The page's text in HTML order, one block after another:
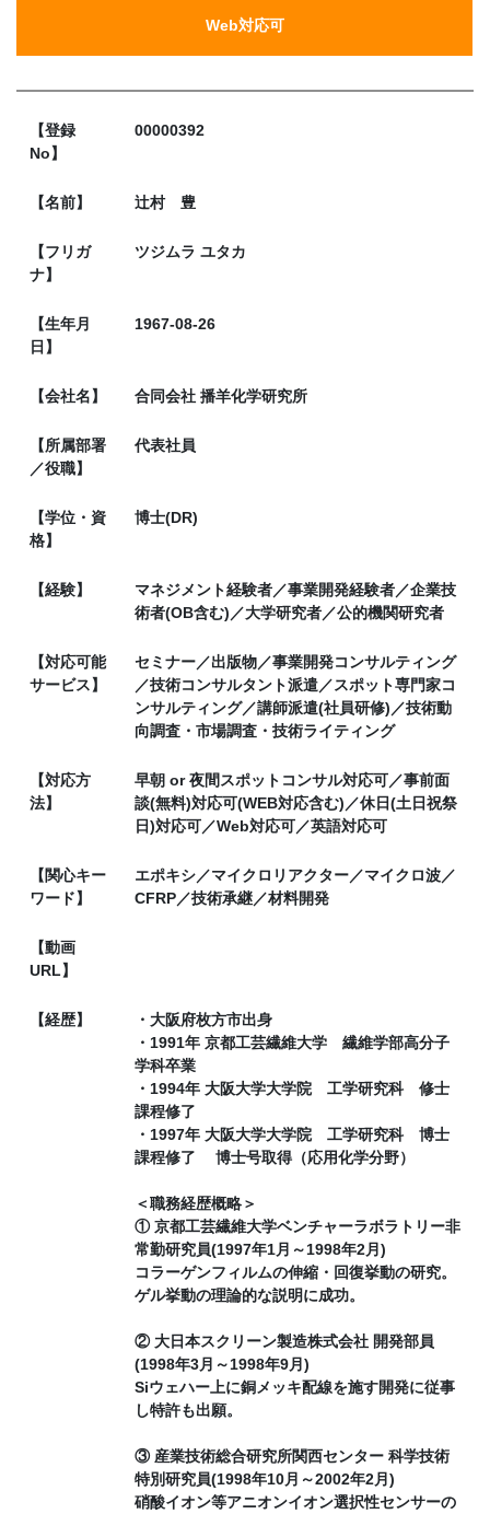
Web対応可
【登録
No】
00000392
【名前】 辻村 豊
【フリガ
ナ】
ツジムラ ユタカ
【生年月
日】
1967-08-26
【会社名】 合同会社 播羊化学研究所
【所属部署
／役職】
代表社員
【学位・資
格】
博士(DR)
【経験】
マネジメント経験者／事業開発経験者／企業技
術者(OB含む)／大学研究者／公的機関研究者
【対応可能
サービス】
セミナー／出版物／事業開発コンサルティング
／技術コンサルタント派遣／スポット専門家コ
ンサルティング／講師派遣(社員研修)／技術動
向調査・市場調査・技術ライティング
【対応方
法】
早朝 or 夜間スポットコンサル対応可／事前面
談(無料)対応可(WEB対応含む)／休日(土日祝祭
日)対応可／Web対応可／英語対応可
【関心キー
ワード】
エポキシ／マイクロリアクター／マイクロ波／
CFRP／技術承継／材料開発
【動画
URL】
【経歴】
・大阪府枚方市出身
・1991年 京都工芸繊維大学 繊維学部高分子
学科卒業
・1994年 大阪大学大学院 工学研究科 修士
課程修了
・1997年 大阪大学大学院 工学研究科 博士
課程修了 博士号取得（応用化学分野）
＜職務経歴概略＞
① 京都工芸繊維大学ベンチャーラボラトリー非
常勤研究員(1997年1月～1998年2月)
コラーゲンフィルムの伸縮・回復挙動の研究。
ゲル挙動の理論的な説明に成功。
② 大日本スクリーン製造株式会社 開発部員
(1998年3月～1998年9月)
Siウェハー上に銅メッキ配線を施す開発に従事
し特許も出願。
③ 産業技術総合研究所関西センター 科学技術
特別研究員(1998年10月～2002年2月)
硝酸イオン等アニオンイオン選択性センサーの